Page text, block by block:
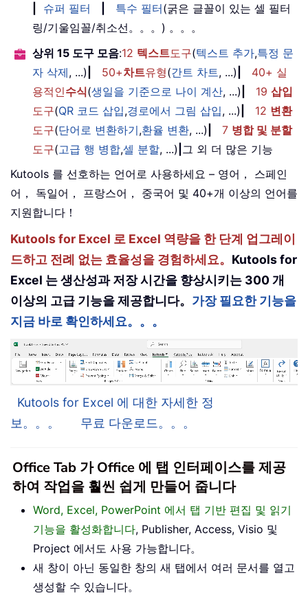
슈퍼 필터 특수 필터(굵은 글꼴이 있는 셀 필터
링/기울임꼴/취소선。。。) 。。。
상위 15 도구 모음:12 텍스트도구(텍스트 추가,특정 문
자 삭제, ...) 50+차트유형(간트 차트, ...)
40+ 실
용적인수식(생일을 기준으로 나이 계산, ...) 19 삽입
도구(QR 코드 삽입,경로에서 그림 삽입, ...) 12 변환
도구(단어로 변환하기,환율 변환, ...) 7 병합 및 분할
도구(고급 행 병합,셀 분할, ...) 그 외 더 많은 기능
Kutools 를 선호하는 언어로 사용하세요 – 영어， 스페인
어， 독일어， 프랑스어， 중국어 및 40+개 이상의 언어를
지원합니다！
Kutools for Excel 로 Excel 역량을 한 단계 업그레이
드하고 전례 없는 효율성을 경험하세요。 Kutools for
Excel 는 생산성과 저장 시간을 향상시키는 300 개
이상의 고급 기능을 제공합니다。 가장 필요한 기능을
지금 바로 확인하세요。。。
Kutools for Excel 에 대한 자세한 정
보。。。
무료 다운로드。。。
Office Tab 가 Office 에 탭 인터페이스를 제공
하여 작업을 훨씬 쉽게 만들어 줍니다
Word, Excel, PowerPoint 에서 탭 기반 편집 및 읽기
기능을 활성화합니다, Publisher, Access, Visio 및
Project 에서도 사용 가능합니다。
새 창이 아닌 동일한 창의 새 탭에서 여러 문서를 열고
생성할 수 있습니다。